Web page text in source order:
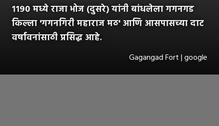
११९० मध्ये राजा भोज (दुसरे) यांनी बांधलेला गगनगड
किल्ला 'गगनगिरी महाराज मठ' आणि आसपासच्या दाट
वर्षावनांसाठी प्रसिद्ध आहे.
Gagangad Fort | google